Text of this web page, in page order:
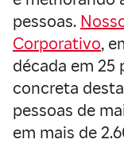
pessoas.
Corporativo,
década em 25
concreta
pessoas de
em mais de